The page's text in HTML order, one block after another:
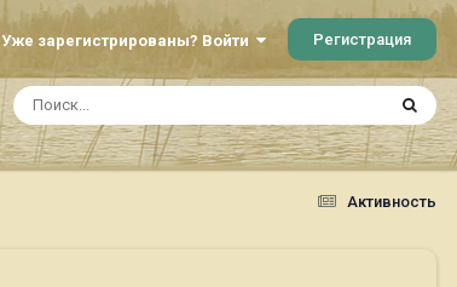
Уже зарегистрированы? Войти Регистрация
Активность